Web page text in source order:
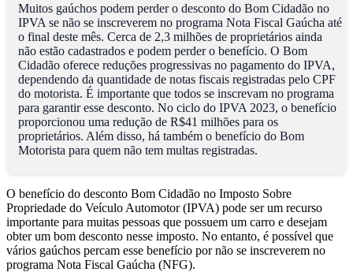
Muitos gaúchos podem perder o desconto do Bom Cidadão no
IPVA se não se inscreverem no programa Nota Fiscal Gaúcha até
o final deste mês. Cerca de 2,3 milhões de proprietários ainda
não estão cadastrados e podem perder o benefício. O Bom
Cidadão oferece reduções progressivas no pagamento do IPVA,
dependendo da quantidade de notas fiscais registradas pelo CPF
do motorista. É importante que todos se inscrevam no programa
para garantir esse desconto. No ciclo do IPVA 2023, o benefício
proporcionou uma redução de R$41 milhões para os
proprietários. Além disso, há também o benefício do Bom
Motorista para quem não tem multas registradas.
O benefício do desconto Bom Cidadão no Imposto Sobre
Propriedade do Veículo Automotor (IPVA) pode ser um recurso
importante para muitas pessoas que possuem um carro e desejam
obter um bom desconto nesse imposto. No entanto, é possível que
vários gaúchos percam esse benefício por não se inscreverem no
programa Nota Fiscal Gaúcha (NFG).